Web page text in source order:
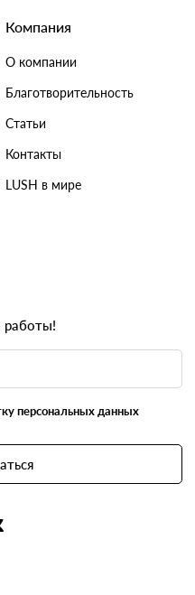
Компания
О компании
Благотворительность
Статьи
Контакты
LUSH в мире
работы!
персональных данных